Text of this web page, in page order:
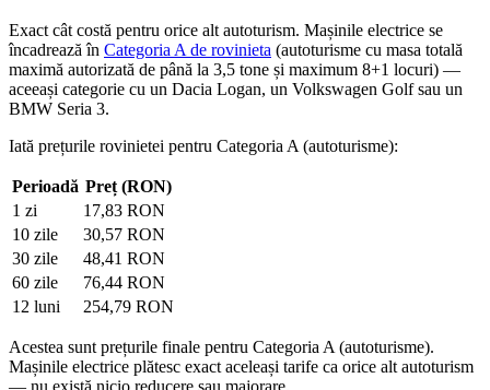
Exact cât costă pentru orice alt autoturism. Mașinile electrice se
încadrează în Categoria A de rovinieta (autoturisme cu masa totală
maximă autorizată de până la 3,5 tone și maximum 8+1 locuri) —
aceeași categorie cu un Dacia Logan, un Volkswagen Golf sau un
BMW Seria 3.
Iată prețurile rovinietei pentru Categoria A (autoturisme):
Perioadă Preț (RON)
1 zi
17,83 RON
10 zile
30,57 RON
30 zile
48,41 RON
60 zile
76,44 RON
12 luni
254,79 RON
Acestea sunt prețurile finale pentru Categoria A (autoturisme).
Mașinile electrice plătesc exact aceleași tarife ca orice alt autoturism